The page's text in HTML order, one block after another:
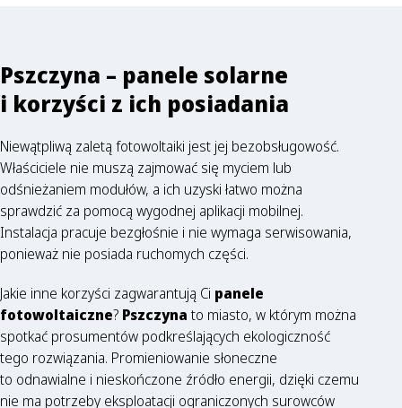
Pszczyna – panele solarne
i korzyści z ich posiadania
Niewątpliwą zaletą fotowoltaiki jest jej bezobsługowość.
Właściciele nie muszą zajmować się myciem lub
odśnieżaniem modułów, a ich uzyski łatwo można
sprawdzić za pomocą wygodnej aplikacji mobilnej.
Instalacja pracuje bezgłośnie i nie wymaga serwisowania,
ponieważ nie posiada ruchomych części.
Jakie inne korzyści zagwarantują Ci panele
fotowoltaiczne? Pszczyna to miasto, w którym można
spotkać prosumentów podkreślających ekologiczność
tego rozwiązania. Promieniowanie słoneczne
to odnawialne i nieskończone źródło energii, dzięki czemu
nie ma potrzeby eksploatacji ograniczonych surowców